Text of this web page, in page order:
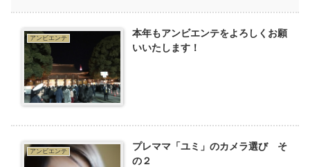
アンビエンテ
本年もアンビエンテをよろしくお願
いいたします！
アンビエンテ
プレママ「ユミ」のカメラ選び そ
の２